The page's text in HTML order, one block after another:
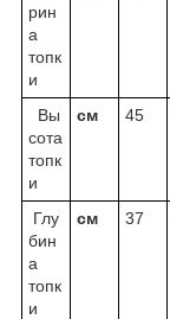
рин
а
топк
и
Вы
сота
топк
и
cм 45
Глу
бин
а
топк
и
cм 37